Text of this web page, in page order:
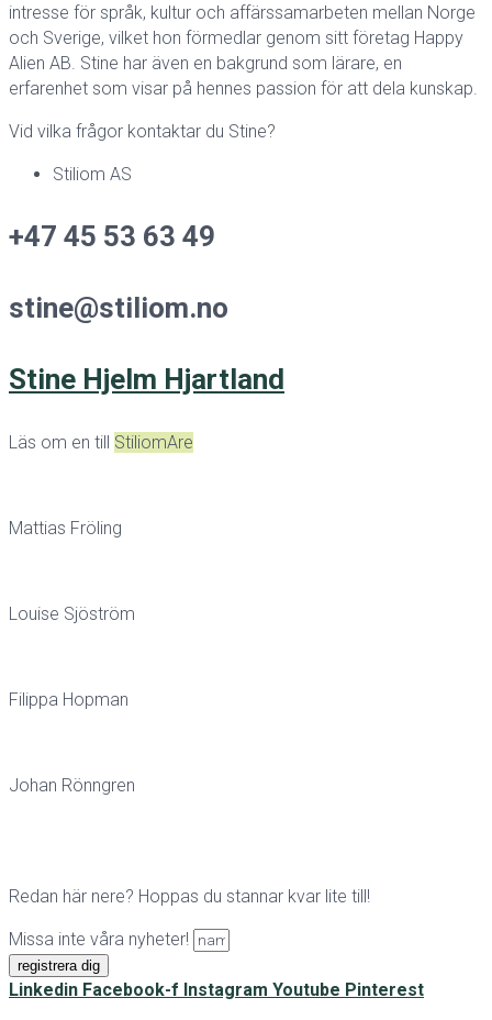
intresse för språk, kultur och affärssamarbeten mellan Norge
och Sverige, vilket hon förmedlar genom sitt företag Happy
Alien AB. Stine har även en bakgrund som lärare, en
erfarenhet som visar på hennes passion för att dela kunskap.
Vid vilka frågor kontaktar du Stine?
Stiliom AS
+47 45 53 63 49
stine@stiliom.no
Stine Hjelm Hjartland
Läs om en till StiliomAre
Mattias Fröling
Louise Sjöström
Filippa Hopman
Johan Rönngren
Redan här nere? Hoppas du stannar kvar lite till!
Missa inte våra nyheter!
registrera dig
Linkedin Facebook-f Instagram Youtube Pinterest